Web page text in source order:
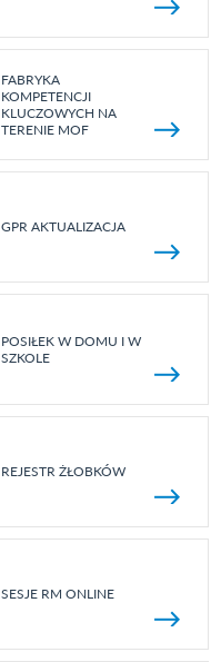
FABRYKA
KOMPETENCJI
KLUCZOWYCH NA
TERENIE MOF
GPR AKTUALIZACJA
POSIŁEK W DOMU I W
SZKOLE
REJESTR ŻŁOBKÓW
SESJE RM ONLINE